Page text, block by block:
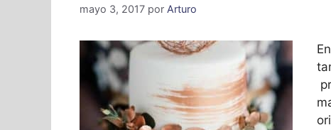
mayo 3, 2017 por Arturo